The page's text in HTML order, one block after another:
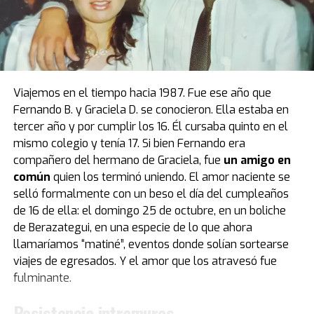
El modelo que protagoniza una de las mejores
anécdotas relacionadas a la vida de Diego estuvo de
visita por primera vez en el país, luego de casi cuatro
décadas de estadía en Europa. Fue el primer obsequio
que recibió “Pelusa” tras conquistar la Copa del Mundo
deMéxico 1986, cortesía del por entonces presidente
del Napoli, Corrado Ferlaino.
El proceso para que las llaves de aquel mítico auto
deportivo llegaran a las manos de Maradona fue
caótico.
Guillermo Coppola, exmanager del Diez, tuvo
que convencer al mismísimo Enzo Ferrari de pintar de
negro un modelo que solo conocía el rojo. Luego,
gestionó la venta del coche en un aeropuerto por un
precio mayor al que había pagado originalmente, con el
fin de reconciliar a Ferlaino con Diego. Algo de esa
historia estuvo presente en Buenos Aires.
Viajemos en el tiempo hacia 1987. Fue ese año que
Fernando B. y Graciela D. se conocieron. Ella estaba en
tercer año y por cumplir los 16. Él cursaba quinto en el
mismo colegio y tenía 17. Si bien Fernando era
compañero del hermano de Graciela, fue un amigo en
común quien los terminó uniendo. El amor naciente se
selló formalmente con un beso el día del cumpleaños
de 16 de ella: el domingo 25 de octubre, en un boliche
de Berazategui, en una especie de lo que ahora
llamaríamos “matiné”, eventos donde solían sortearse
viajes de egresados. Y el amor que los atravesó fue
fulminante.